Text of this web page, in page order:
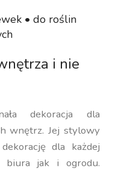
• do roślin
i nie
dekoracja dla
wnętrz. Jej stylowy
dla każdej
biura jak i ogrodu.